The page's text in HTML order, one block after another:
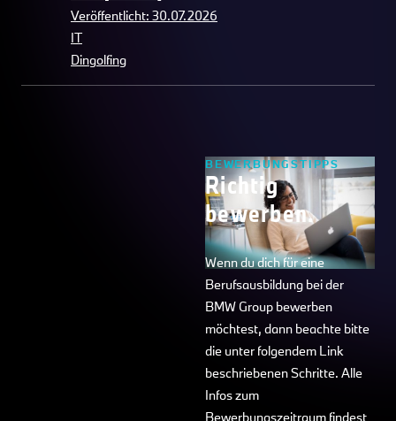
Veröffentlicht: 30.07.2026
IT
Dingolfing
BEWERBUNGSTIPPS
Richtig
bewerben.
Wenn du dich für eine
Berufsausbildung bei der
BMW Group bewerben
möchtest, dann beachte bitte
die unter folgendem Link
beschriebenen Schritte. Alle
Infos zum
Bewerbungszeitraum findest